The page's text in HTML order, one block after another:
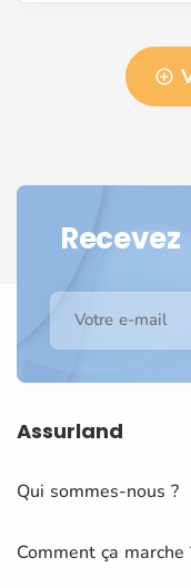
Votre e-mail
Assurland
Qui sommes-nous ?
Comment ça marche